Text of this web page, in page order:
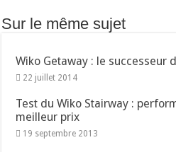
Sur le même sujet
Wiko Getaway : le successeur
22 juillet 2014
Test du Wiko Stairway :
meilleur prix
19 septembre 2013